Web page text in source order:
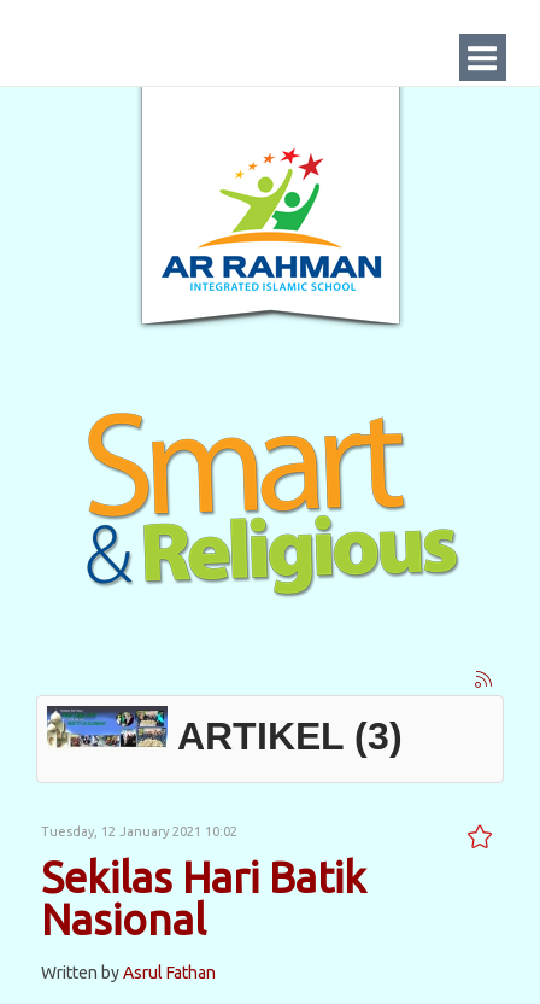
ARTIKEL (3)
Tuesday, 12 January 2021 10:02
Sekilas Hari Batik
Nasional
Written byAsrul Fathan